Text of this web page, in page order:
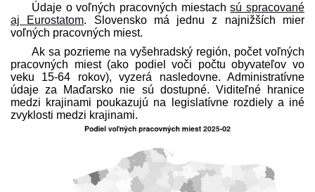
Údaje o voľných pracovných miestachsú spracované
aj Eurostatom. Slovensko má jednu z najnižších mier
voľných pracovných miest.
Ak sa pozrieme na vyšehradský región, počet voľných
pracovných miest (ako podiel voči počtu obyvateľov vo
veku 15-64 rokov), vyzerá nasledovne. Administratívne
údaje za Maďarsko nie sú dostupné. Viditeľné hranice
medzi krajinami poukazujú na legislatívne rozdiely a iné
zvyklosti medzi krajinami.